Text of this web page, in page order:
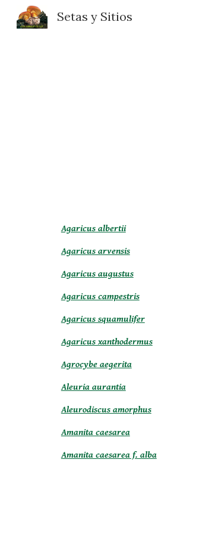
Setas y Sitios
Agaricus albertii
Agaricus arvensis
Agaricus augustus
Agaricus campestris
Agaricus squamulifer
Agaricus xanthodermus
Agrocybe aegerita
Aleuria aurantia
Aleurodiscus amorphus
Amanita caesarea
Amanita caesarea f. alba